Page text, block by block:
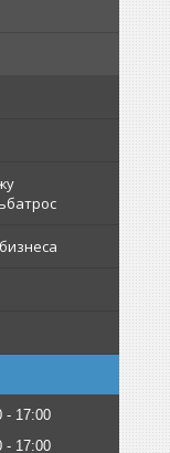
17:00
17:00